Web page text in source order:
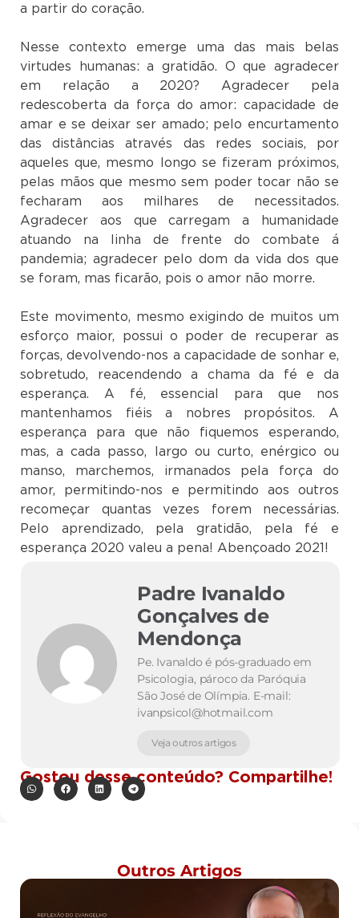
a partir do coração.
Nesse contexto emerge uma das mais belas
virtudes humanas: a gratidão. O que agradecer
em relação a 2020? Agradecer pela
redescoberta da força do amor: capacidade de
amar e se deixar ser amado; pelo encurtamento
das distâncias através das redes sociais, por
aqueles que, mesmo longo se fizeram próximos,
pelas mãos que mesmo sem poder tocar não se
fecharam aos milhares de necessitados.
Agradecer aos que carregam a humanidade
atuando na linha de frente do combate á
pandemia; agradecer pelo dom da vida dos que
se foram, mas ficarão, pois o amor não morre.
Este movimento, mesmo exigindo de muitos um
esforço maior, possui o poder de recuperar as
forças, devolvendo-nos a capacidade de sonhar e,
sobretudo, reacendendo a chama da fé e da
esperança. A fé, essencial para que nos
mantenhamos fiéis a nobres propósitos. A
esperança para que não fiquemos esperando,
mas, a cada passo, largo ou curto, enérgico ou
manso, marchemos, irmanados pela força do
amor, permitindo-nos e permitindo aos outros
recomeçar quantas vezes forem necessárias.
Pelo aprendizado, pela gratidão, pela fé e
esperança 2020 valeu a pena! Abençoado 2021!
Padre Ivanaldo
Gonçalves de
Mendonça
Pe. Ivanaldo é pós-graduado em
Psicologia, pároco da Paróquia
São José de Olímpia. E-mail:
ivanpsicol@hotmail.com
Veja outros artigos
Gostou desse conteúdo? Compartilhe!
Outros Artigos